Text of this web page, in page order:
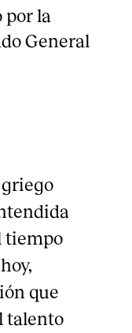
por la
General
griego
tiempo
que
talento